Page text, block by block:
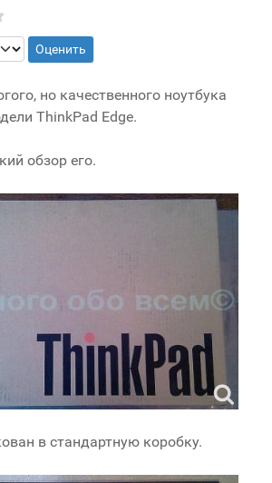
но качественного ноутбука
ThinkPad Edge.
обзор его.
в стандартную коробку.